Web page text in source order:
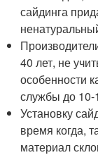
сайдинга
40 лет, не
особенности
службы до 10-
Установку
время когда,
материал